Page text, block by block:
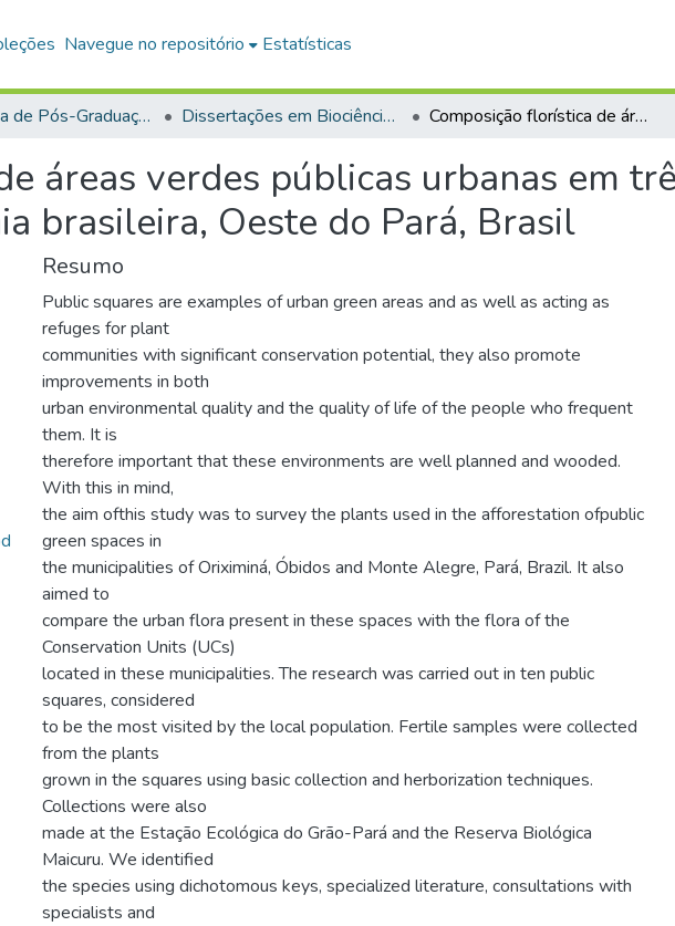
Navegue no repositório Estatísticas
Programa de Pós-Graduação em Biociências (PPGBIO) Dissertações em Biociências (Mestrado) Composição florística de áreas verdes públicas urbanas em três municípios da Amazônia brasileira, Oeste do Pará, Brasil
áreas verdes públicas urbanas em
brasileira, Oeste do Pará, Brasil
Resumo
Public squares are examples of urban green areas and as well as acting as
refuges for plant
communities with significant conservation potential, they also promote
improvements in both
urban environmental quality and the quality of life of the people who frequent
them. It is
therefore important that these environments are well planned and wooded.
With this in mind,
the aim ofthis study was to survey the plants used in the afforestation ofpublic
green spaces in
the municipalities of Oriximiná, Óbidos and Monte Alegre, Pará, Brazil. It also
aimed to
compare the urban flora present in these spaces with the flora of the
Conservation Units (UCs)
located in these municipalities. The research was carried out in ten public
squares, considered
to be the most visited by the local population. Fertile samples were collected
from the plants
grown in the squares using basic collection and herborization techniques.
Collections were also
made at the Estação Ecológica do Grão-Pará and the Reserva Biológica
Maicuru. We identified
the species using dichotomous keys, specialized literature, consultations with
specialists and